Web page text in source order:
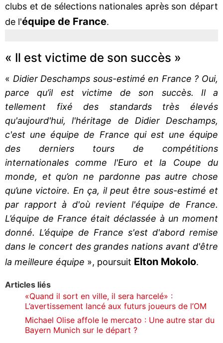
clubs et de sélections nationales après son départ
de l'équipe de France.
« Il est victime de son succès »
« Didier Deschamps sous-estimé en France ? Oui,
parce qu’il est victime de son succès. Il a
tellement fixé des standards très élevés
qu'aujourd'hui, l'héritage de Didier Deschamps,
c'est une équipe de France qui est une équipe
des derniers tours de compétitions
internationales comme l'Euro et la Coupe du
monde, et qu’on ne pardonne pas autre chose
qu’une victoire. En ça, il peut être sous-estimé et
par rapport à d'où revient l'équipe de France.
L’équipe de France était déclassée à un moment
donné. L’équipe de France s'est d'abord remise
dans le concert des grandes nations avant d'être
la meilleure équipe », poursuit Elton Mokolo.
Articles liés
«Quand il sort en ville, il sera harcelé» :
L’avertissement lancé aux futurs joueurs de l’OM
Michael Olise affole le mercato : Une autre star du
Bayern Munich sur le départ ?